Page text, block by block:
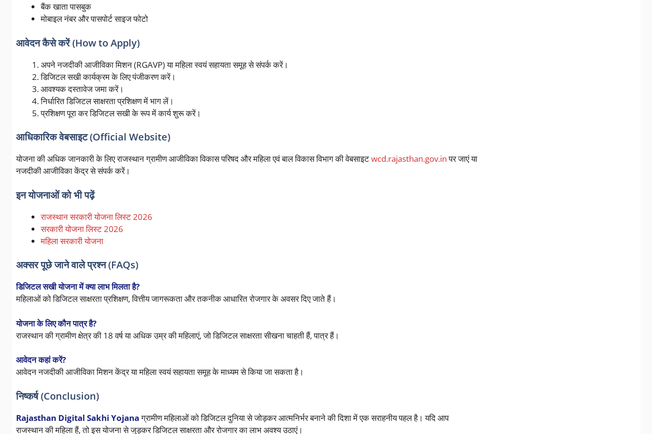
बैंक खाता पासबुक
मोबाइल नंबर और पासपोर्ट साइज फोटो
आवेदन कैसे करें (How to Apply)
अपने नजदीकी आजीविका मिशन (RGAVP) या महिला स्वयं सहायता समूह से संपर्क करें।
डिजिटल सखी कार्यक्रम के लिए पंजीकरण करें।
आवश्यक दस्तावेज जमा करें।
निर्धारित डिजिटल साक्षरता प्रशिक्षण में भाग लें।
प्रशिक्षण पूरा कर डिजिटल सखी के रूप में कार्य शुरू करें।
आधिकारिक वेबसाइट (Official Website)
योजना की अधिक जानकारी के लिए राजस्थान ग्रामीण आजीविका विकास परिषद और महिला एवं बाल विकास विभाग की वेबसाइटwcd.rajasthan.gov.inपर जाएं या
नजदीकी आजीविका केंद्र से संपर्क करें।
इन योजनाओं को भी पढ़ें
राजस्थान सरकारी योजना लिस्ट 2026
सरकारी योजना लिस्ट 2026
महिला सरकारी योजना
अक्सर पूछे जाने वाले प्रश्न (FAQs)
डिजिटल सखी योजना में क्या लाभ मिलता है?
महिलाओं को डिजिटल साक्षरता प्रशिक्षण, वित्तीय जागरूकता और तकनीक आधारित रोजगार के अवसर दिए जाते हैं।
योजना के लिए कौन पात्र है?
राजस्थान की ग्रामीण क्षेत्र की 18 वर्ष या अधिक उम्र की महिलाएं, जो डिजिटल साक्षरता सीखना चाहती हैं, पात्र हैं।
आवेदन कहां करें?
आवेदन नजदीकी आजीविका मिशन केंद्र या महिला स्वयं सहायता समूह के माध्यम से किया जा सकता है।
निष्कर्ष (Conclusion)
Rajasthan Digital Sakhi Yojanaग्रामीण महिलाओं को डिजिटल दुनिया से जोड़कर आत्मनिर्भर बनाने की दिशा में एक सराहनीय पहल है। यदि आप
राजस्थान की महिला हैं, तो इस योजना से जुड़कर डिजिटल साक्षरता और रोजगार का लाभ अवश्य उठाएं।